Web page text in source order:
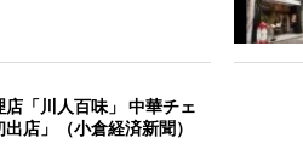
「川人百味」 中華チェ
店」（小倉経済新聞）